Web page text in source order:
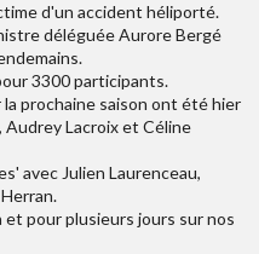
d'un accident héliporté.
déléguée Aurore Bergé
3300 participants.
prochaine saison ont été hier
Audrey Lacroix et Céline
avec Julien Laurenceau,
pour plusieurs jours sur nos